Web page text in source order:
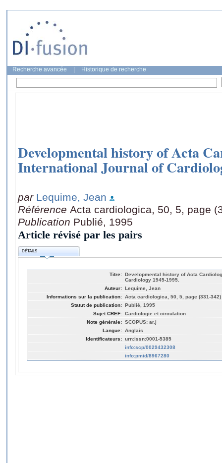
Recherche avancée Historique de recherche
Developmental history of Acta
International Journal of
par Lequime, Jean
Référence Acta cardiologica, 50, 5, page
Publication Publié, 1995
Article révisé par les pairs
DÉTAILS
Titre: Developmental history of Acta
Cardiology 1945-1995.
Auteur: Lequime, Jean
Informations sur la publication: Acta cardiologica, 50, 5, page (331-342)
Statut de publication: Publié, 1995
Sujet CREF: Cardiologie et circulation
Note générale: SCOPUS: ar.j
Langue: Anglais
Identificateurs: urn:issn:0001-5385
info:scp/0029432308
info:pmid/8967280